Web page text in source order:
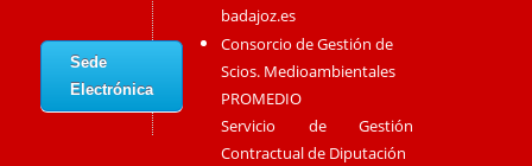
Sede
Electrónica
badajoz.es
Consorcio de Gestión de
Scios. Medioambientales
PROMEDIO
Servicio de Gestión
Contractual de Diputación